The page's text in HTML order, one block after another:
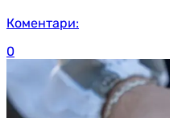
Коментари:
0